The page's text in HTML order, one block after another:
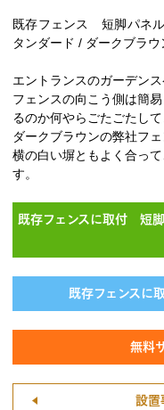
既存フェンス 短脚パネ
タンダード / ダークブラ
エントランスのガーデンス
フェンスの向こう側は簡
るのか何やらごたごたし
ダークブラウンの弊社フ
横の白い塀ともよく合っ
す。
既存フェンスに取付 短
既存フェンスに
無料
設置